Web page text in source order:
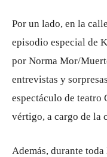
Por un lado, en la
episodio especial de
por Norma Mor/
entrevistas y
espectáculo de teatro
vértigo, a cargo de la
Además, durante